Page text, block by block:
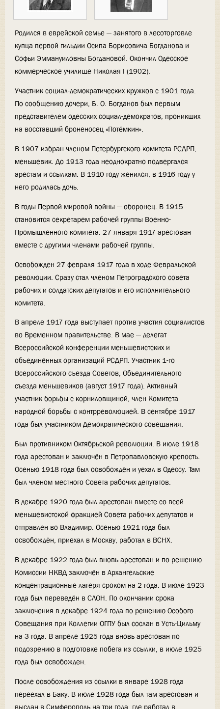
Родился в еврейской семье — занятого в лесоторговле
купца первой гильдии Осипа Борисовича Богданова и
Софьи Эммануиловны Богдановой. Окончил Одесское
коммерческое училище Николая I (1902).
Участник социал-демократических кружков с 1901 года.
По сообщению дочери, Б. О. Богданов был первым
представителем одесских социал-демократов, проникших
на восставший броненосец «Потёмкин».
В 1907 избран членом Петербургского комитета РСДРП,
меньшевик. До 1913 года неоднократно подвергался
арестам и ссылкам. В 1910 году женился, в 1916 году у
него родилась дочь.
В годы Первой мировой войны — оборонец. В 1915
становится секретарем рабочей группы Военно-
Промышленного комитета. 27 января 1917 арестован
вместе с другими членами рабочей группы.
Освобожден 27 февраля 1917 года в ходе Февральской
революции. Сразу стал членом Петроградского совета
рабочих и солдатских депутатов и его исполнительного
комитета.
В апреле 1917 года выступает против участия социалистов
во Временном правительстве. В мае — делегат
Всероссийской конференции меньшевистских и
объединённых организаций РСДРП. Участник 1-го
Всероссийского съезда Советов, Объединительного
съезда меньшевиков (август 1917 года). Активный
участник борьбы с корниловщиной, член Комитета
народной борьбы с контрреволюцией. В сентябре 1917
года был участником Демократического совещания.
Был противником Октябрьской революции. В июле 1918
года арестован и заключён в Петропавловскую крепость.
Осенью 1918 года был освобождён и уехал в Одессу. Там
был членом местного Совета рабочих депутатов.
В декабре 1920 года был арестован вместе со всей
меньшевистской фракцией Совета рабочих депутатов и
отправлен во Владимир. Осенью 1921 года был
освобождён, приехал в Москву, работал в ВСНХ.
В декабре 1922 года был вновь арестован и по решению
Комиссии НКВД заключён в Архангельские
концентрационные лагеря сроком на 2 года. В июле 1923
года был переведён в СЛОН. По окончании срока
заключения в декабре 1924 года по решению Особого
Совещания при Коллегии ОГПУ был сослан в Усть-Цильму
на 3 года. В апреле 1925 года вновь арестован по
подозрению в подготовке побега из ссылки, в июле 1925
года был освобожден.
После освобождения из ссылки в январе 1928 года
переехал в Баку. В июле 1928 года был там арестован и
выслан в Симферополь на три года, где работал в